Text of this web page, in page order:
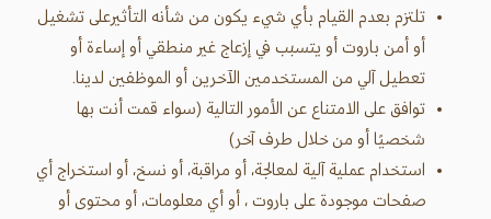
تلتزم بعدم القيام بأي شيء يكون من شأنه التأثيرعلى تشغيل
أو أمن باروت أو يتسبب في إزعاج غير منطقي أو إساءة أو
تعطيل آلي من المستخدمين الآخرين أو الموظفين لدينا.
توافق على الامتناع عن الأمور التالية (سواء قمت أنت بها
شخصيًا أو من خلال طرف آخر)
استخدام عملية آلية لمعالجة، أو مراقبة، أو نسخ، أو استخراج أي
صفحات موجودة على باروت ، أو أي معلومات، أو محتوى أو